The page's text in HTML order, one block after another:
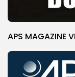
APS MAGAZINE